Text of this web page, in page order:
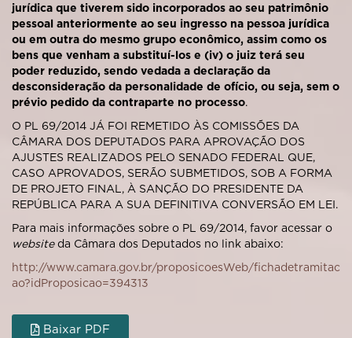
jurídica que tiverem sido incorporados ao seu patrimônio
pessoal anteriormente ao seu ingresso na pessoa jurídica
ou em outra do mesmo grupo econômico, assim como os
bens que venham a substituí-los e (iv) o juiz terá seu
poder reduzido, sendo vedada a declaração da
desconsideração da personalidade de ofício, ou seja, sem o
prévio pedido da contraparte no processo.
O PL 69/2014 JÁ FOI REMETIDO ÀS COMISSÕES DA
CÂMARA DOS DEPUTADOS PARA APROVAÇÃO DOS
AJUSTES REALIZADOS PELO SENADO FEDERAL QUE,
CASO APROVADOS, SERÃO SUBMETIDOS, SOB A FORMA
DE PROJETO FINAL, À SANÇÃO DO PRESIDENTE DA
REPÚBLICA PARA A SUA DEFINITIVA CONVERSÃO EM LEI.
Para mais informações sobre o PL 69/2014, favor acessar o
websiteda Câmara dos Deputados no link abaixo:
http://www.camara.gov.br/proposicoesWeb/fichadetramitac
ao?idProposicao=394313
Baixar PDF